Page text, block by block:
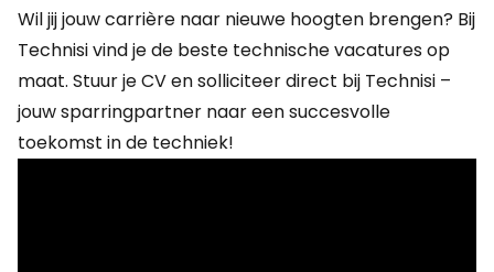
Wil jij jouw carrière naar nieuwe hoogten brengen? Bij
Technisi vind je de beste technische vacatures op
maat. Stuur je CV en solliciteer direct bij Technisi –
jouw sparringpartner naar een succesvolle
toekomst in de techniek!